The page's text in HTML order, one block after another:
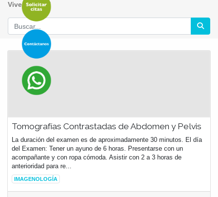
Vive tu salud
Tomografías Contrastadas de Abdomen y Pelvis
La duración del examen es de aproximadamente 30 minutos. El día
del Examen: Tener un ayuno de 6 horas. Presentarse con un
acompañante y con ropa cómoda. Asistir con 2 a 3 horas de
anterioridad para re...
IMAGENOLOGÍA